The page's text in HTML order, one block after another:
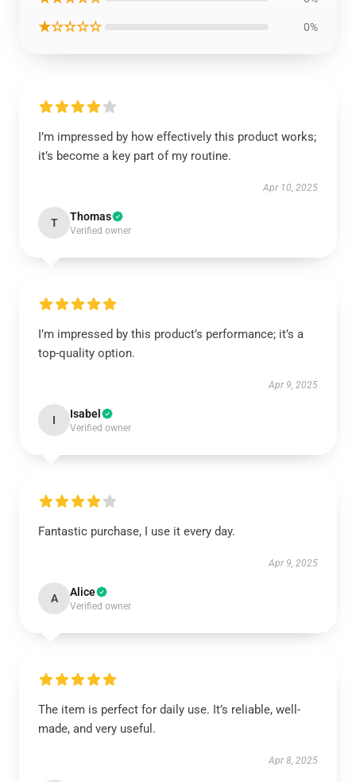
★☆☆☆☆ 0%
I’m impressed by how effectively this product works;
it’s become a key part of my routine.
Apr 10, 2025
T Thomas
Verified owner
I’m impressed by this product’s performance; it’s a
top-quality option.
Apr 9, 2025
I Isabel
Verified owner
Fantastic purchase, I use it every day.
Apr 9, 2025
A Alice
Verified owner
The item is perfect for daily use. It’s reliable, well-
made, and very useful.
Apr 8, 2025